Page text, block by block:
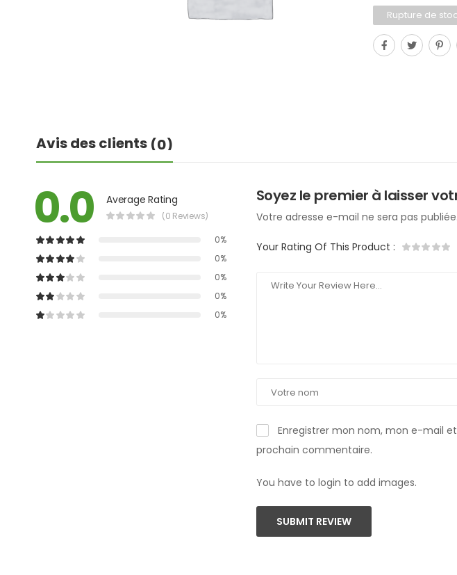
Rupture de
Avis des clients (0)
0.0 Average Rating
(0 Reviews)
0%
0%
0%
0%
0%
Soyez le premier à laisser
Votre adresse e-mail ne sera pas publiée.
Your Rating Of This Product :
Enregistrer mon nom, mon e-mail
prochain commentaire.
You have to login to add images.
SUBMIT REVIEW